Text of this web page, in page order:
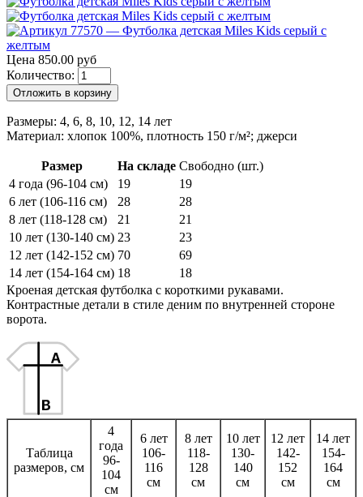
Цена 850.00 руб
Количество:
Отложить в корзину
Размеры: 4, 6, 8, 10, 12, 14 лет
Материал: хлопок 100%, плотность 150 г/м²; джерси
Размер На складе Свободно (шт.)
4 года (96-104 см)
19
19
6 лет (106-116 см)
28
28
8 лет (118-128 см)
21
21
10 лет (130-140 см) 23
23
12 лет (142-152 см) 70
69
14 лет (154-164 см) 18
18
Кроеная детская футболка с короткими рукавами.
Контрастные детали в стиле деним по внутренней стороне
ворота.
Таблица
размеров, см
4
года
96-
104
см
6 лет
106-
116
см
8 лет
118-
128
см
10 лет
130-
140
см
12 лет
142-
152
см
14 лет
154-
164
см